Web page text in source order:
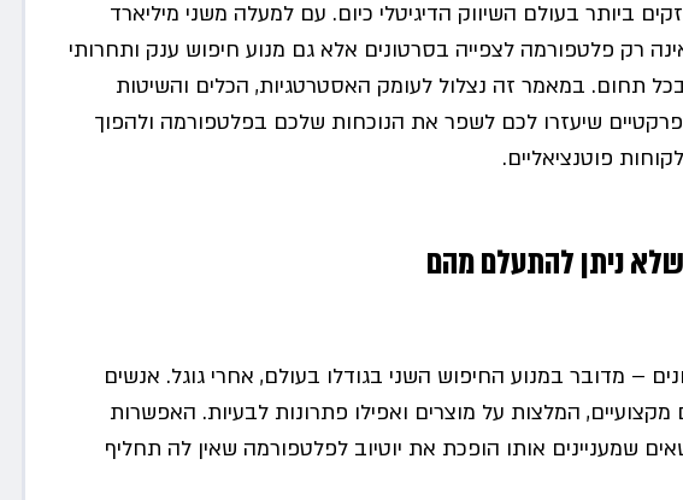
ביותר בעולם השיווק הדיגיטלי כיום. עם למעלה משני מיליארד
רק פלטפורמה לצפייה בסרטונים אלא גם מנוע חיפוש ענק ותחרותי
תחום. במאמר זה נצלול לעומק האסטרטגיות, הכלים והשיטות
פרקטיים שיעזרו לכם לשפר את הנוכחות שלכם בפלטפורמה ולהפוך
פוטנציאליים.
שלא ניתן להתעלם מהם
– מדובר במנוע החיפוש השני בגודלו בעולם, אחרי גוגל. אנשים
מקצועיים, המלצות על מוצרים ואפילו פתרונות לבעיות. האפשרות
שמעניינים אותו הופכת את יוטיוב לפלטפורמה שאין לה תחליף